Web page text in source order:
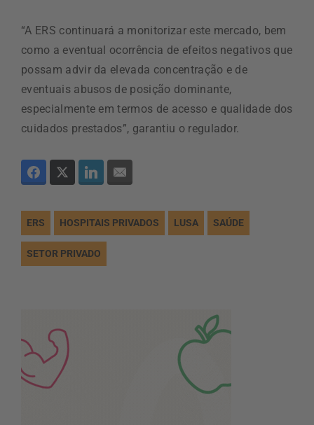
“A ERS continuará a monitorizar este mercado, bem
como a eventual ocorrência de efeitos negativos que
possam advir da elevada concentração e de
eventuais abusos de posição dominante,
especialmente em termos de acesso e qualidade dos
cuidados prestados”, garantiu o regulador.
ERS HOSPITAIS PRIVADOS LUSA SAÚDE
SETOR PRIVADO